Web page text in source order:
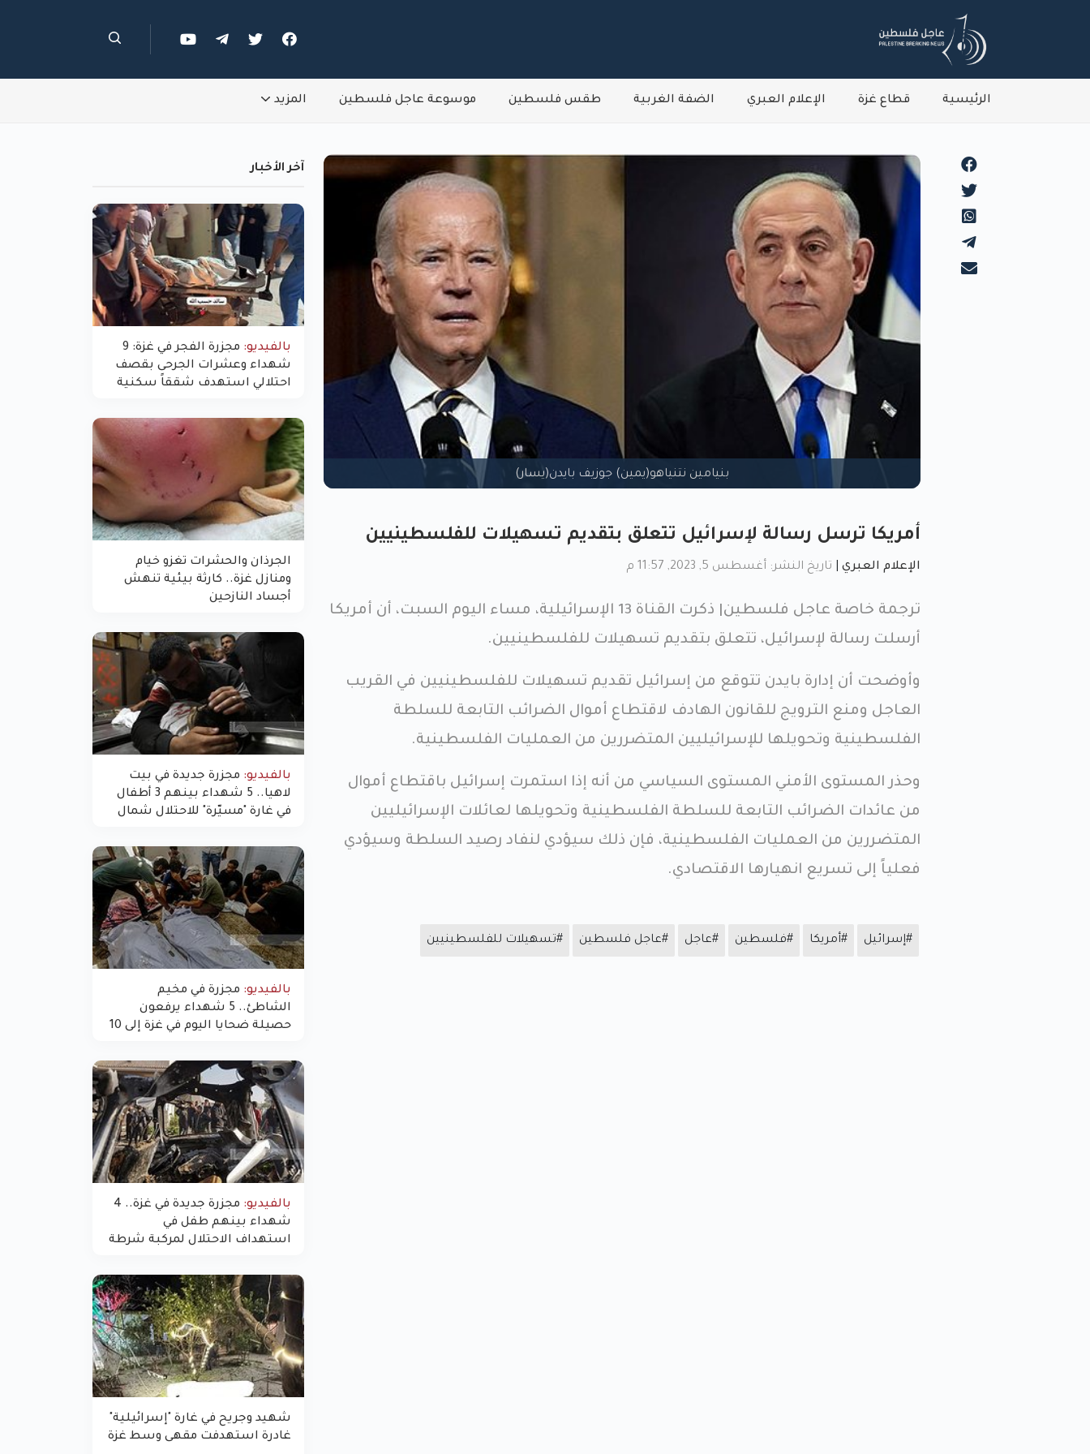
الرئيسية قطاع غزة الإعلام العبري الضفة الغربية طقس فلسطين موسوعة عاجل فلسطين المزيد
بنيامين نتنياهو(يمين) جوزيف بايدن(يسار)
أمريكا ترسل رسالة لإسرائيل تتعلق بتقديم تسهيلات للفلسطينيين
الإعلام العبري تاريخ النشر: أغسطس 5, 2023, 11:57 م
ترجمة خاصة عاجل فلسطين| ذكرت القناة 13 الإسرائيلية، مساء اليوم السبت، أن أمريكا
أرسلت رسالة لإسرائيل، تتعلق بتقديم تسهيلات للفلسطينيين.
وأوضحت أن إدارة بايدن تتوقع من إسرائيل تقديم تسهيلات للفلسطينيين في القريب
العاجل ومنع الترويج للقانون الهادف لاقتطاع أموال الضرائب التابعة للسلطة
الفلسطينية وتحويلها للإسرائيليين المتضررين من العمليات الفلسطينية.
وحذر المستوى الأمني المستوى السياسي من أنه إذا استمرت إسرائيل باقتطاع أموال
من عائدات الضرائب التابعة للسلطة الفلسطينية وتحويلها لعائلات الإسرائيليين
المتضررين من العمليات الفلسطينية، فإن ذلك سيؤدي لنفاد رصيد السلطة وسيؤدي
فعلياً إلى تسريع انهيارها الاقتصادي.
#إسرائيل #أمريكا #فلسطين #عاجل #عاجل فلسطين #تسهيلات للفلسطينيين
آخر الأخبار
بالفيديو:
مجزرة الفجر في غزة: 9
شهداء وعشرات الجرحى بقصف
احتلالي استهدف شققاً سكنية
الجرذان والحشرات تغزو خيام
ومنازل غزة.. كارثة بيئية تنهش
أجساد النازحين
بالفيديو: مجزرة جديدة في بيت
لاهيا.. 5 شهداء بينهم 3 أطفال
في غارة "مسيّرة" للاحتلال شمال
بالفيديو: مجزرة في مخيم
الشاطئ.. 5 شهداء يرفعون
حصيلة ضحايا اليوم في غزة إلى 10
بالفيديو:
مجزرة جديدة في غزة.. 4
شهداء بينهم طفل في
استهداف الاحتلال لمركبة شرطة
شهيد وجريح في غارة "إسرائيلية"
غادرة استهدفت مقهى وسط غزة